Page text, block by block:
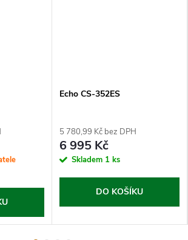
Echo CS-352ES
5 780,99 Kč bez DPH
6 995 Kč
Skladem 1 ks
DO KOŠÍKU